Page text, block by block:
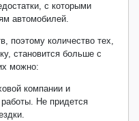
с которыми
автомобилей.
поэтому количество тех,
становится больше с
можно:
компании и
Не придется